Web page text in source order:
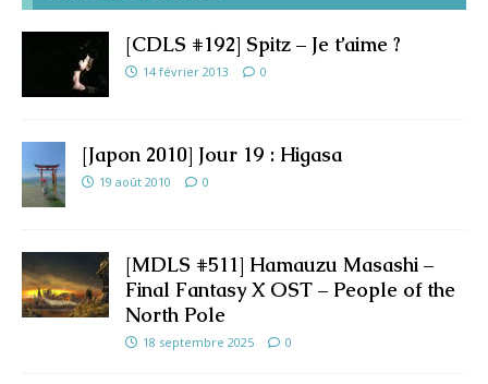
[CDLS #192] Spitz – Je t’aime ?
14 février 2013 0
[Japon 2010] Jour 19 : Higasa
19 août 2010 0
[MDLS #511] Hamauzu Masashi –
Final Fantasy X OST – People of the
North Pole
18 septembre 2025 0